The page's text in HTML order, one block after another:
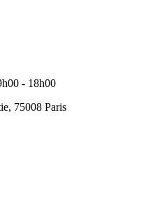
- 18h00
75008 Paris